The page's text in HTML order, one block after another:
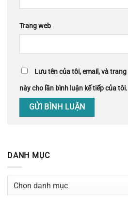
Trang web
Lưu tên của tôi, email, và
này cho lần bình luận kế tiếp của tôi.
DANH MỤC
Danh